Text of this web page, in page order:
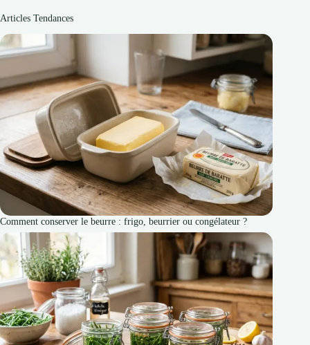
Articles Tendances
Comment conserver le beurre : frigo, beurrier ou congélateur ?